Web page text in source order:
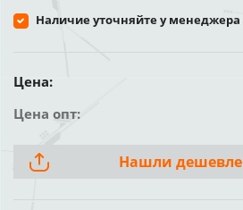
Наличие уточняйте у менеджера
Цена:
Цена опт:
Нашли дешевле